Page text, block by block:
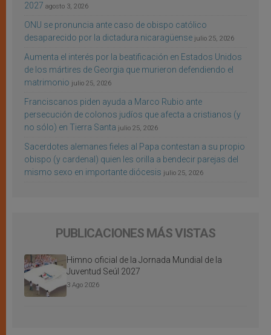
2027 agosto 3, 2026
ONU se pronuncia ante caso de obispo católico
desaparecido por la dictadura nicaragüense julio 25, 2026
Aumenta el interés por la beatificación en Estados Unidos
de los mártires de Georgia que murieron defendiendo el
matrimonio julio 25, 2026
Franciscanos piden ayuda a Marco Rubio ante
persecución de colonos judíos que afecta a cristianos (y
no sólo) en Tierra Santa julio 25, 2026
Sacerdotes alemanes fieles al Papa contestan a su propio
obispo (y cardenal) quien les orilla a bendecir parejas del
mismo sexo en importante diócesis julio 25, 2026
PUBLICACIONES MÁS VISTAS
Himno oficial de la Jornada Mundial de la
Juventud Seúl 2027
3 Ago 2026